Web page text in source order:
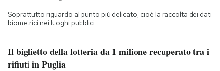
Soprattutto riguardo al punto più delicato, cioè la raccolta dei dati
biometrici nei luoghi pubblici
Il biglietto della lotteria da 1 milione recuperato tra i
rifiuti in Puglia